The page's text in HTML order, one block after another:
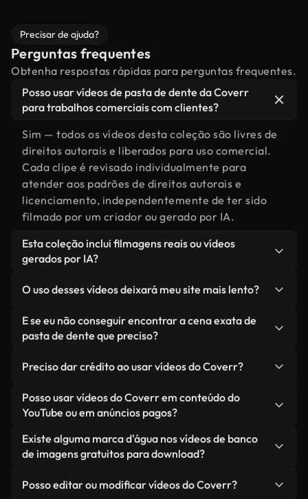
Precisar de ajuda?
Perguntas frequentes
Obtenha respostas rápidas para perguntas frequentes.
Posso usar vídeos de pasta de dente da Coverr
para trabalhos comerciais com clientes?
Sim — todos os vídeos desta coleção são livres de
direitos autorais e liberados para uso comercial.
Cada clipe é revisado individualmente para
atender aos padrões de direitos autorais e
licenciamento, independentemente de ter sido
filmado por um criador ou gerado por IA.
Esta coleção inclui filmagens reais ou vídeos
gerados por IA?
por filmagens reais, feitas por humanos,
relacionadas a pasta de dente, juntamente com
vídeos gerados por IA. Cada vídeo é claramente
identificado para que você sempre saiba o que
está usando.
O uso desses vídeos deixará meu site mais lento?
Não, se você selecionar nossas versões
otimizadas. Oferecemos formatos leves e prontos
— mantendo a alta qualidade, minimizando os
como LCP.
E se eu não conseguir encontrar a cena exata de
pasta de dente que preciso?
Coverr AI Studio. Basta descrever a cena — como
"pasta de dente ao pôr do sol" — e o Studio gerará
um vídeo personalizado para você em segundos,
alinhado com nossos padrões de licenciamento.
Preciso dar crédito ao usar vídeos do Coverr?
Não é necessário dar crédito. Todos os vídeos em
nossa biblioteca são livres de direitos autorais e
embora isso seja sempre bem-vindo.
Posso usar vídeos do Coverr em conteúdo do
YouTube ou em anúncios pagos?
Sim. Todas as imagens de arquivo da Coverr
podem ser usadas em vídeos monetizados do
de clientes — desde que você não esteja
Existe alguma marca d'água nos vídeos de banco
de imagens gratuitos para download?
reais ou gerados por IA — inclui marcas d'água.
Posso editar ou modificar vídeos do Coverr?